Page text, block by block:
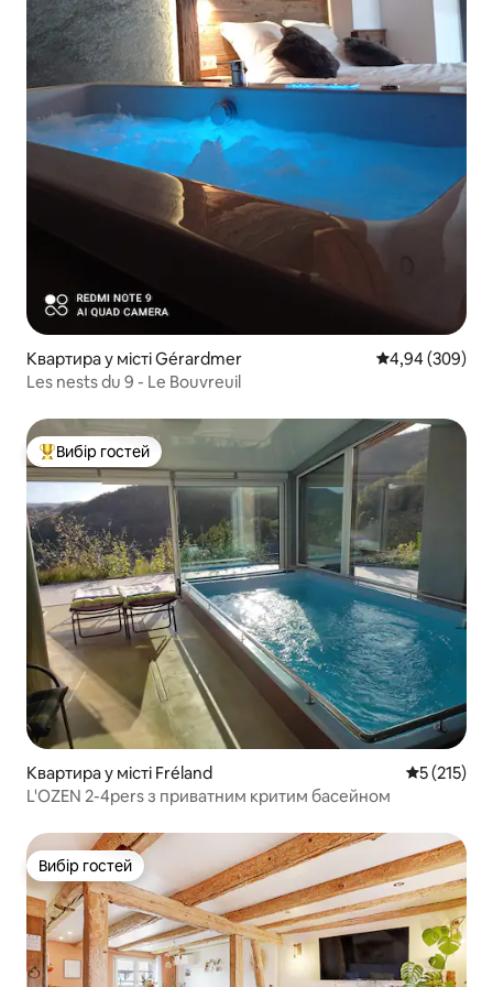
Квартира у місті Gérardmer Середня
4,94 (309)
Les nests du 9 - Le Bouvreuil
Топ вибір гостей
Вибір гостей
Квартира у місті Fréland Середня
5 (215)
L'OZEN 2-4pers з приватним критим басейном
Вибір гостей
Вибір гостей